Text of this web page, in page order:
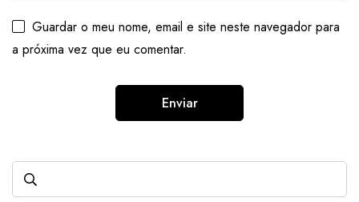
Guardar o meu nome, email e site neste navegador para
a próxima vez que eu comentar.